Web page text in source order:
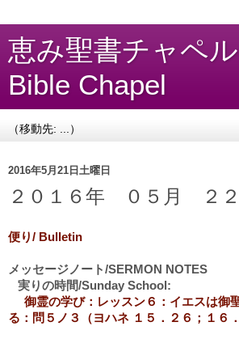
恵み聖書チャペ
Bible Chapel
2016年5月21日土曜日
２０１６年 ０５月 ２２
便り/ Bulletin
メッセージノート/SERMON NOTES
実りの時間/Sunday School:
御霊の学び：レッスン６：イエスは御
る：問５ノ３（ヨハネ １５．２６；１６．